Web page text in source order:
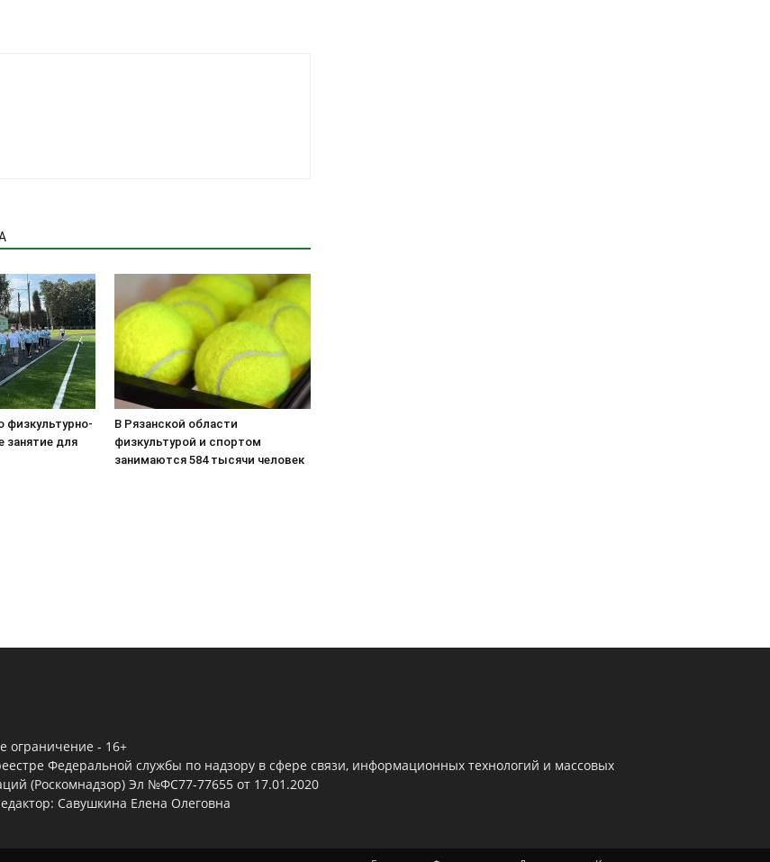
занятие для
В Рязанской области
физкультурой и спортом
занимаются 584 тысячи человек
ограничение - 16+
Федеральной службы по надзору в сфере связи, информационных технологий и массовых
(Роскомнадзор) Эл №ФС77-77655 от 17.01.2020
Савушкина Елена Олеговна